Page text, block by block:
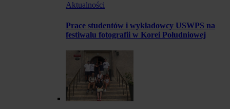
Aktualności
Prace studentów i wykładowcy USWPS na
festiwalu fotografii w Korei Południowej